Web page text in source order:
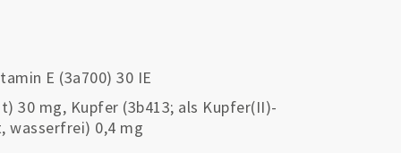
E (3a700) 30 IE
30 mg, Kupfer (3b413; als Kupfer(II)-
wasserfrei) 0,4 mg